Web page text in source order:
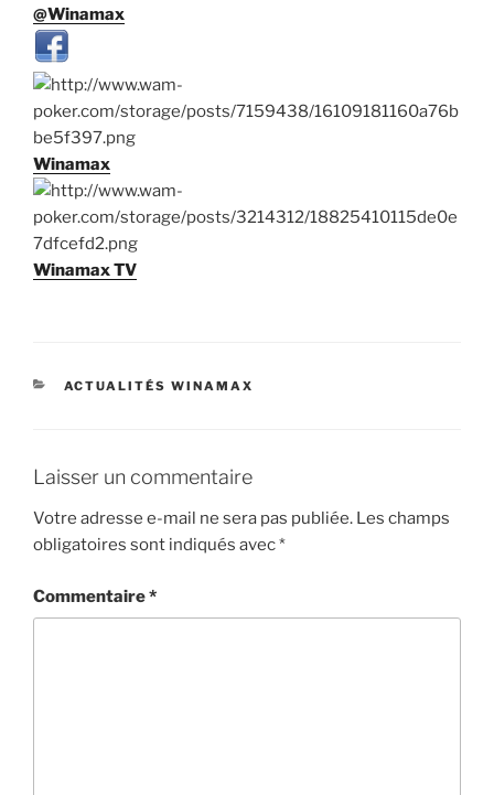
@Winamax
Winamax
Winamax TV
CATÉGORIES
ACTUALITÉS WINAMAX
Laisser un commentaire
Votre adresse e-mail ne sera pas publiée. Les champs
obligatoires sont indiqués avec*
Commentaire*